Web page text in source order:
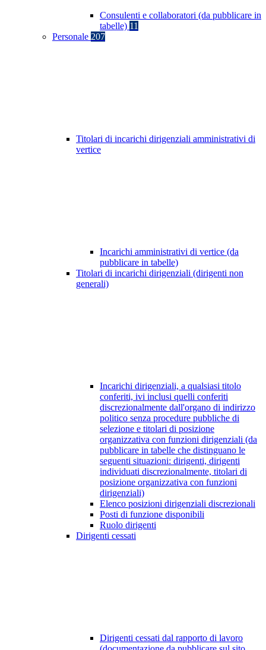
Consulenti e collaboratori (da pubblicare in
tabelle) 11
Personale 207
Titolari di incarichi dirigenziali amministrativi di
vertice
Incarichi amministrativi di vertice (da
pubblicare in tabelle)
Titolari di incarichi dirigenziali (dirigenti non
generali)
Incarichi dirigenziali, a qualsiasi titolo
conferiti, ivi inclusi quelli conferiti
discrezionalmente dall'organo di indirizzo
politico senza procedure pubbliche di
selezione e titolari di posizione
organizzativa con funzioni dirigenziali (da
pubblicare in tabelle che distinguano le
seguenti situazioni: dirigenti, dirigenti
individuati discrezionalmente, titolari di
posizione organizzativa con funzioni
dirigenziali)
Elenco posizioni dirigenziali discrezionali
Posti di funzione disponibili
Ruolo dirigenti
Dirigenti cessati
Dirigenti cessati dal rapporto di lavoro